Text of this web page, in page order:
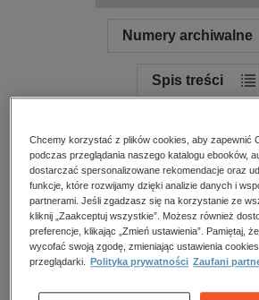
Numery archiwalne
Spis treści
Oceń produkt
Numer:69/2026
Data dostępności:10.04.2026
Data wydania:10.04.2026
Kupując otrzymujesz format: PDF
Dostęp online EPUB
Dostęp online
Chcemy korzystać z plików cookies, aby zapewnić
podczas przeglądania naszego katalogu ebooków,
dostarczać spersonalizowane rekomendacje oraz
funkcje, które rozwijamy dzięki analizie danych i
partnerami. Jeśli zgadzasz się na korzystanie ze
kliknij „Zaakceptuj wszystkie”. Możesz również
preferencje, klikając „Zmień ustawienia”. Pamiętaj,
wycofać swoją zgodę, zmieniając ustawienia
przeglądarki. Polityka prywatności Zaufani